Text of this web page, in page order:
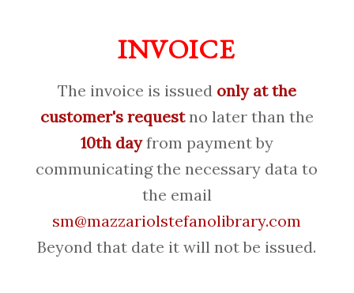
INVOICE
The invoice is issued only at the
customer's requestno later than the
10th dayfrom payment by
communicating the necessary data to
the email
sm@mazzariolstefanolibrary.com
Beyond that date it will not be issued.